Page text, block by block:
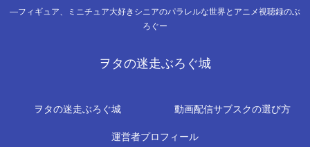
―フィギュア、ミニチュア大好きシニアのパラレルな世界とアニメ視聴録のぶ
ろぐー
ヲタの迷走ぶろぐ城
ヲタの迷走ぶろぐ城 動画配信サブスクの選び方
運営者プロフィール